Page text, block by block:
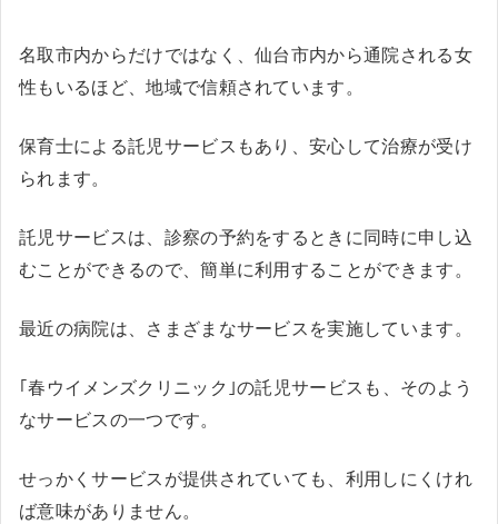
名取市内からだけではなく、仙台市内から通院される女
性もいるほど、地域で信頼されています。
保育士による託児サービスもあり、安心して治療が受け
られます。
託児サービスは、診察の予約をするときに同時に申し込
むことができるので、簡単に利用することができます。
最近の病院は、さまざまなサービスを実施しています。
｢春ウイメンズクリニック｣の託児サービスも、そのよう
なサービスの一つです。
せっかくサービスが提供されていても、利用しにくけれ
ば意味がありません。